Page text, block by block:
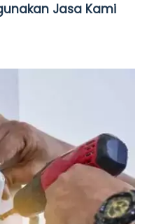
Jasa Kami